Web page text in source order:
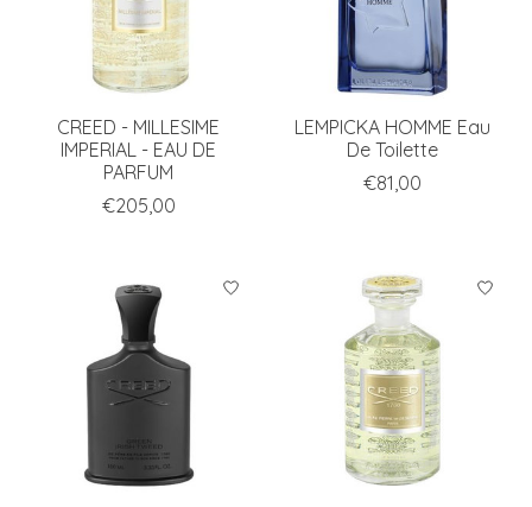
CREED - MILLESIME
IMPERIAL - EAU DE
PARFUM
€205,00
LEMPICKA HOMME Eau
De Toilette
€81,00